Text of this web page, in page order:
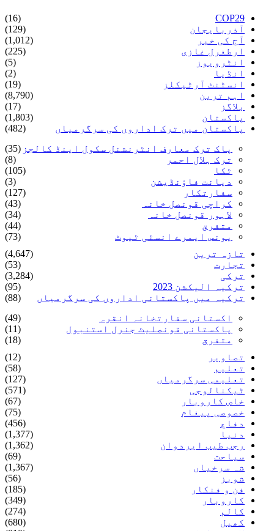
COP29
(16)
آذربایجان
(129)
آج کی خبر
(1,012)
ارطغرل غازی
(225)
انٹرویوز
(5)
انڈیا
(2)
انسٹنٹ آرٹیکلز
(19)
اہم ترین
(8,790)
بلاگز
(17)
پاکستان
(1,803)
پاکستان میں ترک اداروں کی سرگرمیاں
(482)
پاک ترک معارف انٹرنشنل سکول اینڈ کالجز (35)
ترک ہلال احمر
(8)
ٹکا
(105)
دیانت فاؤنڈیشن
(3)
سفارتکار
(127)
کراچی قونصل خانہ
(43)
لاہور قونصل خانہ
(34)
متفرق
(44)
یونس ایمرے انسٹی ٹیوٹ
(73)
تازہ ترین
(4,647)
تجارت
(53)
ترکی
(3,284)
ترکیہ الیکشن 2023
(95)
ترکیہ میں پاکستانی اداروں کی سرگرمیاں
(88)
اکستانی سفارتخانہ انقرہ
(49)
پاکستانی قونصلیٹ جنرل استنبول
(11)
متفرق
(18)
تصاویر
(12)
تعلیم
(58)
تعلیمی سرگرمیاں
(127)
ٹیکنالوجی
(571)
خاص کاروبار
(67)
خصوصی پیغام
(75)
دفاع
(456)
دنیا
(1,377)
رجب طیب ایردوان
(1,362)
سیاحت
(69)
شہ سرخیاں
(1,367)
شوبز
(56)
فن و فنکار
(185)
کاروبار
(349)
کالم
(274)
کھیل
(680)